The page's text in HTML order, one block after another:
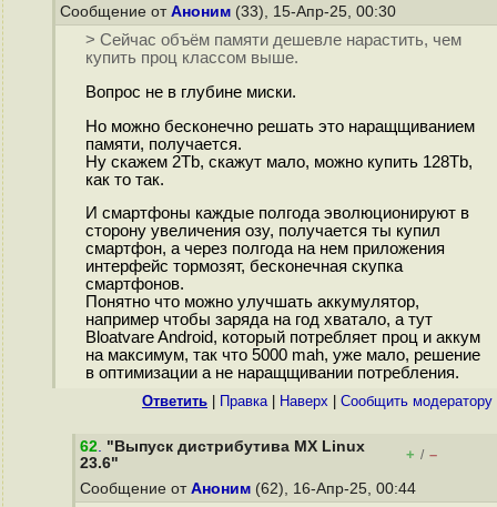
Сообщение от Аноним (33), 15-Апр-25, 00:30
> Сейчас объём памяти дешевле нарастить, чем
купить проц классом выше.
Вопрос не в глубине миски.
Но можно бесконечно решать это наращщиванием
памяти, получается.
Ну скажем 2Tb, скажут мало, можно купить 128Tb,
как то так.
И смартфоны каждые полгода эволюционируют в
сторону увеличения озу, получается ты купил
смартфон, а через полгода на нем приложения
интерфейс тормозят, бесконечная скупка
смартфонов.
Понятно что можно улучшать аккумулятор,
например чтобы заряда на год хватало, а тут
Bloatvare Android, который потребляет проц и аккум
на максимум, так что 5000 mah, уже мало, решение
в оптимизации а не наращщивании потребления.
Ответить Правка| Наверх Cообщить модератору
62. "Выпуск дистрибутива MX Linux
23.6"
+ / –
Сообщение от Аноним (62), 16-Апр-25, 00:44